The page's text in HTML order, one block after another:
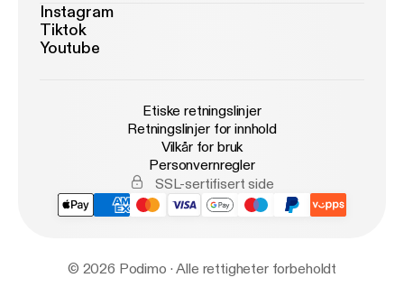
Instagram
Tiktok
Youtube
Etiske retningslinjer
Retningslinjer for innhold
Vilkår for bruk
Personvernregler
SSL-sertifisert side
© 2026 Podimo · Alle rettigheter forbeholdt